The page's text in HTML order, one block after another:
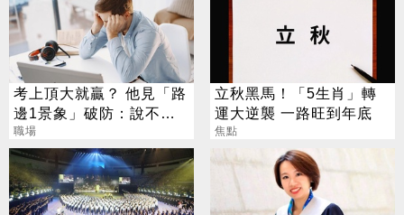
考上頂大就贏？ 他見「路
邊1景象」破防：說不清
的挫敗感
職場
立秋黑馬！「5生肖」轉
運大逆襲 一路旺到年底
焦點